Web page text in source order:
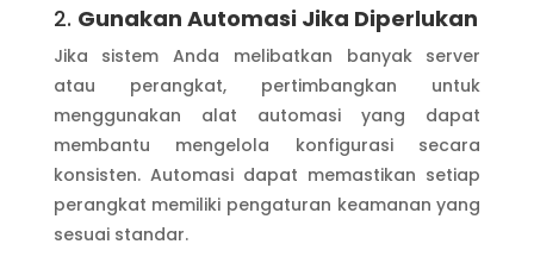
2. Gunakan Automasi Jika Diperlukan
Jika sistem Anda melibatkan banyak server
atau perangkat, pertimbangkan untuk
menggunakan alat automasi yang dapat
membantu mengelola konfigurasi secara
konsisten. Automasi dapat memastikan setiap
perangkat memiliki pengaturan keamanan yang
sesuai standar.